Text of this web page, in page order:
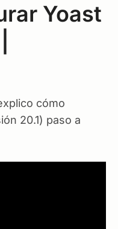
Yoast
cómo
20.1) paso a